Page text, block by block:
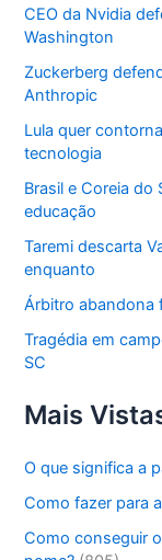
CEO da Nvidia
Washington
Zuckerberg
Anthropic
Lula quer
tecnologia
Brasil e Coreia do
educação
Taremi descarta
enquanto
Árbitro abandona
Tragédia em
SC
Mais
O que significa a
Como fazer para
Como conseguir